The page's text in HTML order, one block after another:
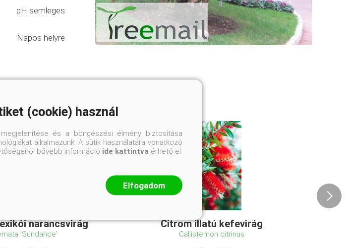
pH semleges
Napos helyre
narancsvirág
'Sundance'
Citrom illatú kefevirág
Callistemon citrinus
(cookie) használ
és a böngészési élmény biztosítása
alkalmazunk. A sütik használatára vonatkozó
bővebb információ ide kattintva érhető el.
Elfogadom